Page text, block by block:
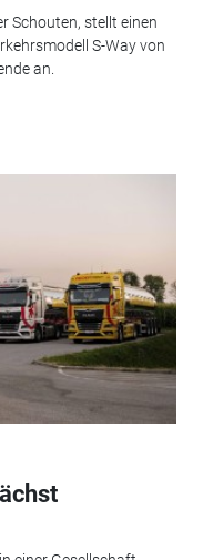
Schouten, stellt einen
S-Way von
an.